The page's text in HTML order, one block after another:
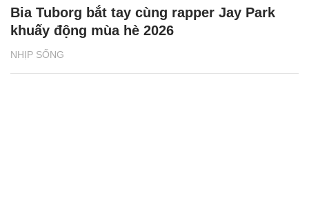
NHỊP SỐNG
Bia Tuborg bắt tay cùng rapper Jay Park
khuấy động mùa hè 2026